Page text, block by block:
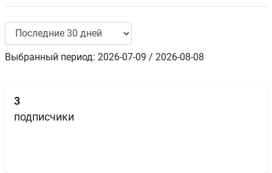
Выбранный период: 2026-07-09 / 2026-08-08
3
подписчики